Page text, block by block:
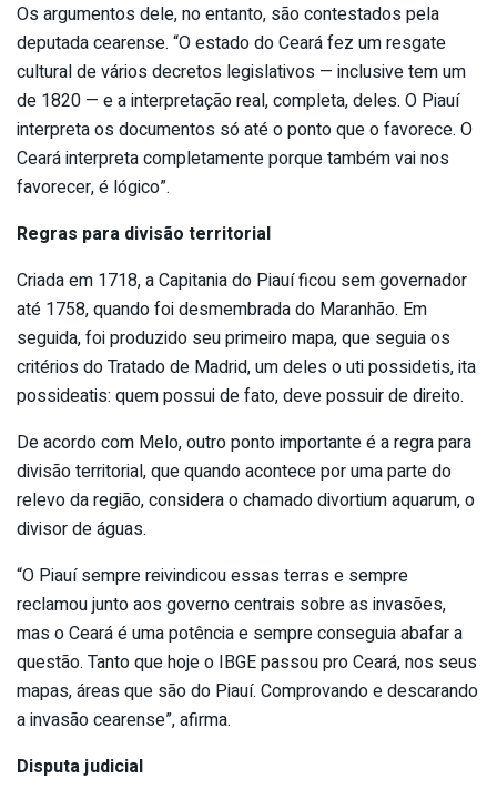
Os argumentos dele, no entanto, são contestados pela
deputada cearense. “O estado do Ceará fez um resgate
cultural de vários decretos legislativos — inclusive tem um
de 1820 — e a interpretação real, completa, deles. O Piauí
interpreta os documentos só até o ponto que o favorece. O
Ceará interpreta completamente porque também vai nos
favorecer, é lógico”.
Regras para divisão territorial
Criada em 1718, a Capitania do Piauí ficou sem governador
até 1758, quando foi desmembrada do Maranhão. Em
seguida, foi produzido seu primeiro mapa, que seguia os
critérios do Tratado de Madrid, um deles o uti possidetis, ita
possideatis: quem possui de fato, deve possuir de direito.
De acordo com Melo, outro ponto importante é a regra para
divisão territorial, que quando acontece por uma parte do
relevo da região, considera o chamado divortium aquarum, o
divisor de águas.
“O Piauí sempre reivindicou essas terras e sempre
reclamou junto aos governo centrais sobre as invasões,
mas o Ceará é uma potência e sempre conseguia abafar a
questão. Tanto que hoje o IBGE passou pro Ceará, nos seus
mapas, áreas que são do Piauí. Comprovando e descarando
a invasão cearense”, afirma.
Disputa judicial